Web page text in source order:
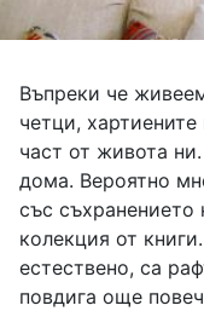
Въпреки че
четци,
част от живота
дома. Вероятно
със съхранението
колекция от
естествено, са
повдига още